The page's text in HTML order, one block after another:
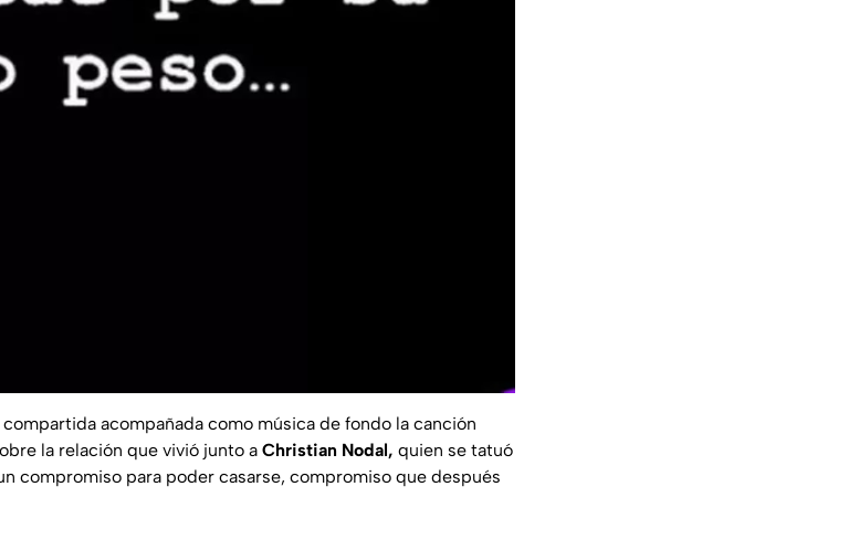
acompañada como música de fondo la canción
la relación que vivió junto a Christian Nodal, quien se tatuó
compromiso para poder casarse, compromiso que después